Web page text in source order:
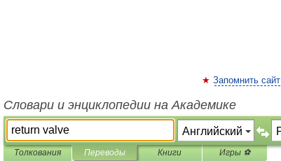
Запомнить сайт
Словари и энциклопедии на Академике
Толкования Переводы Книги Игры ⚽